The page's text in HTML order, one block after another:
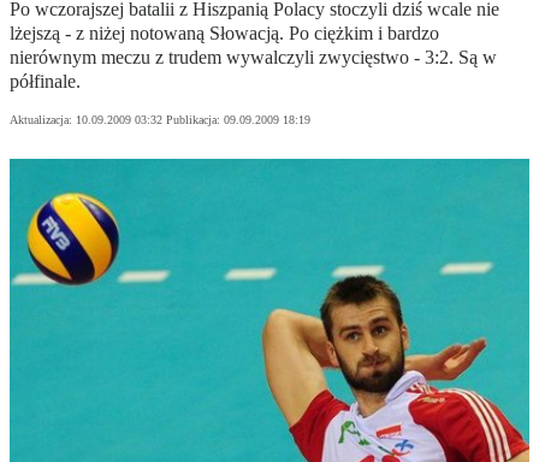
Po wczorajszej batalii z Hiszpanią Polacy stoczyli dziś wcale nie
lżejszą - z niżej notowaną Słowacją. Po ciężkim i bardzo
nierównym meczu z trudem wywalczyli zwycięstwo - 3:2. Są w
półfinale.
Aktualizacja: 10.09.2009 03:32 Publikacja: 09.09.2009 18:19